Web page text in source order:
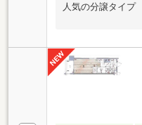
人気の分譲タイプ